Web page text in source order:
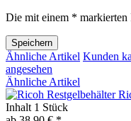
Die mit einem * markierten
Speichern
Ähnliche Artikel Kunden
angesehen
Ähnliche Artikel
Inhalt 1 Stück